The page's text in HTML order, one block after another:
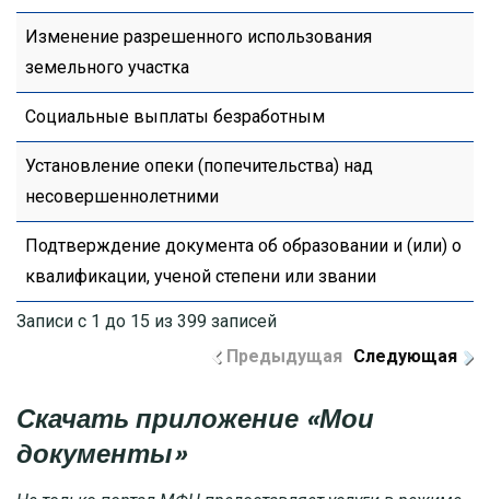
Изменение разрешенного использования
земельного участка
Социальные выплаты безработным
Установление опеки (попечительства) над
несовершеннолетними
Подтверждение документа об образовании и (или) о
квалификации, ученой степени или звании
Записи с 1 до 15 из 399 записей
Предыдущая Следующая
Скачать приложение «Мои
документы»